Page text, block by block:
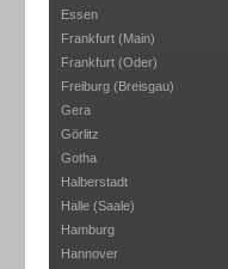
Essen
Frankfurt (Main)
Frankfurt (Oder)
Freiburg (Breisgau)
Gera
Görlitz
Gotha
Halberstadt
Halle (Saale)
Hamburg
Hannover